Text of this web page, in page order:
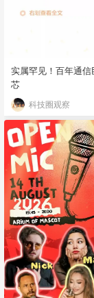
实属罕见！百年通信
芯
科技圈观察